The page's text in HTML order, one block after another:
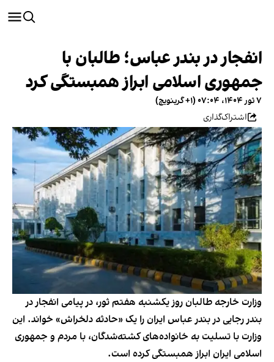
انفجار در بندر عباس؛ طالبان با
جمهوری اسلامی ابراز همبستگی کرد
۷ ثور ۱۴۰۴، ۰۷:۰۴ (‎+۱ گرینویچ)
اشتراک‌گذاری
وزارت خارجه طالبان روز یکشنبه هفتم ثور، در پیامی انفجار در
بندر رجایی در بندر عباس ایران را یک «حادثه دلخراش» خواند. این
وزارت با تسلیت به خانواده‌های کشته‌شدگان، با مردم و جمهوری
اسلامی ایران ابراز همبستگی کرده است.